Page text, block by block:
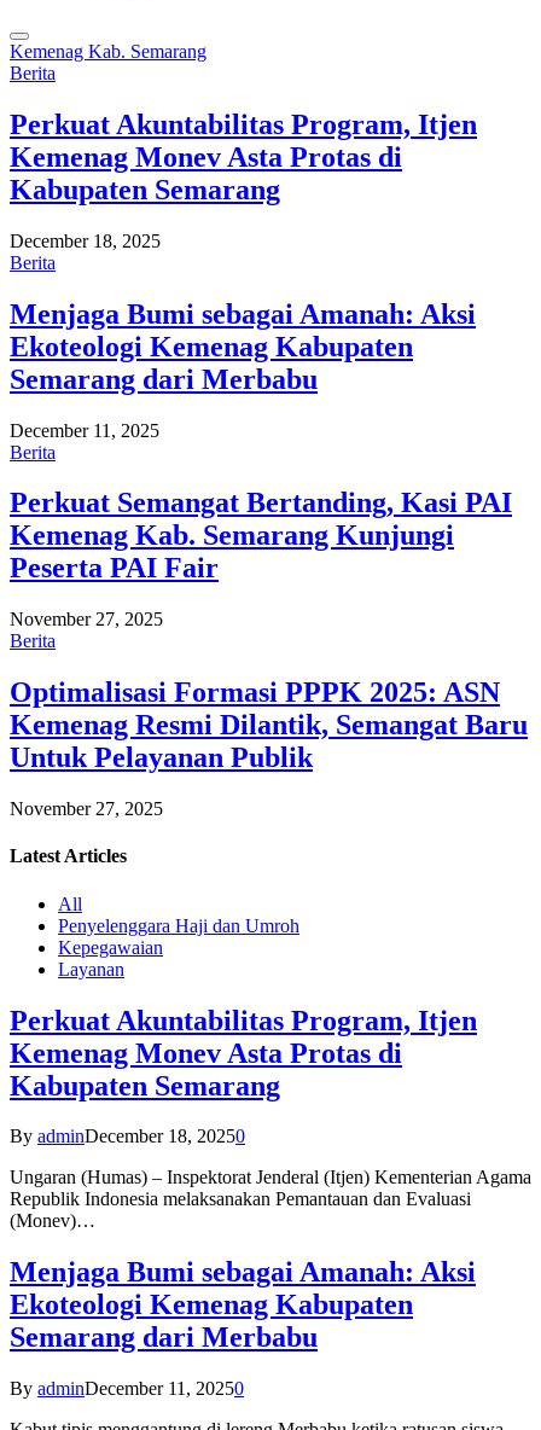
Kemenag Kab. Semarang
Berita
Perkuat Akuntabilitas Program, Itjen
Kemenag Monev Asta Protas di
Kabupaten Semarang
December 18, 2025
Berita
Menjaga Bumi sebagai Amanah: Aksi
Ekoteologi Kemenag Kabupaten
Semarang dari Merbabu
December 11, 2025
Berita
Perkuat Semangat Bertanding, Kasi PAI
Kemenag Kab. Semarang Kunjungi
Peserta PAI Fair
November 27, 2025
Berita
Optimalisasi Formasi PPPK 2025: ASN
Kemenag Resmi Dilantik, Semangat Baru
Untuk Pelayanan Publik
November 27, 2025
Latest Articles
All
Penyelenggara Haji dan Umroh
Kepegawaian
Layanan
Perkuat Akuntabilitas Program, Itjen
Kemenag Monev Asta Protas di
Kabupaten Semarang
By adminDecember 18, 20250
Ungaran (Humas) – Inspektorat Jenderal (Itjen) Kementerian Agama
Republik Indonesia melaksanakan Pemantauan dan Evaluasi
(Monev)…
Menjaga Bumi sebagai Amanah: Aksi
Ekoteologi Kemenag Kabupaten
Semarang dari Merbabu
By adminDecember 11, 20250